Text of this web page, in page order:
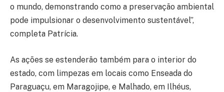
o mundo, demonstrando como a preservação ambiental
pode impulsionar o desenvolvimento sustentável”,
completa Patrícia.
As ações se estenderão também para o interior do
estado, com limpezas em locais como Enseada do
Paraguaçu, em Maragojipe, e Malhado, em Ilhéus,